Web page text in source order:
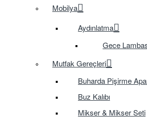
Mobilya
Aydınlatma
Gece
Mutfak Gereçleri
Buharda Pişirme
Buz Kalıbı
Mikser & Mikser Seti